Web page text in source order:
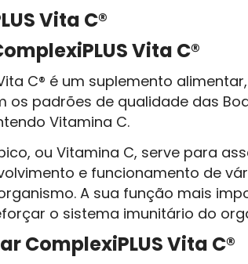
Vita C®
Vita C®
C® é um suplemento
os padrões de qualidade das
Vitamina C.
ou Vitamina C, serve para
e funcionamento de
A sua função mais
o sistema imunitário do
ComplexiPLUS Vita C®